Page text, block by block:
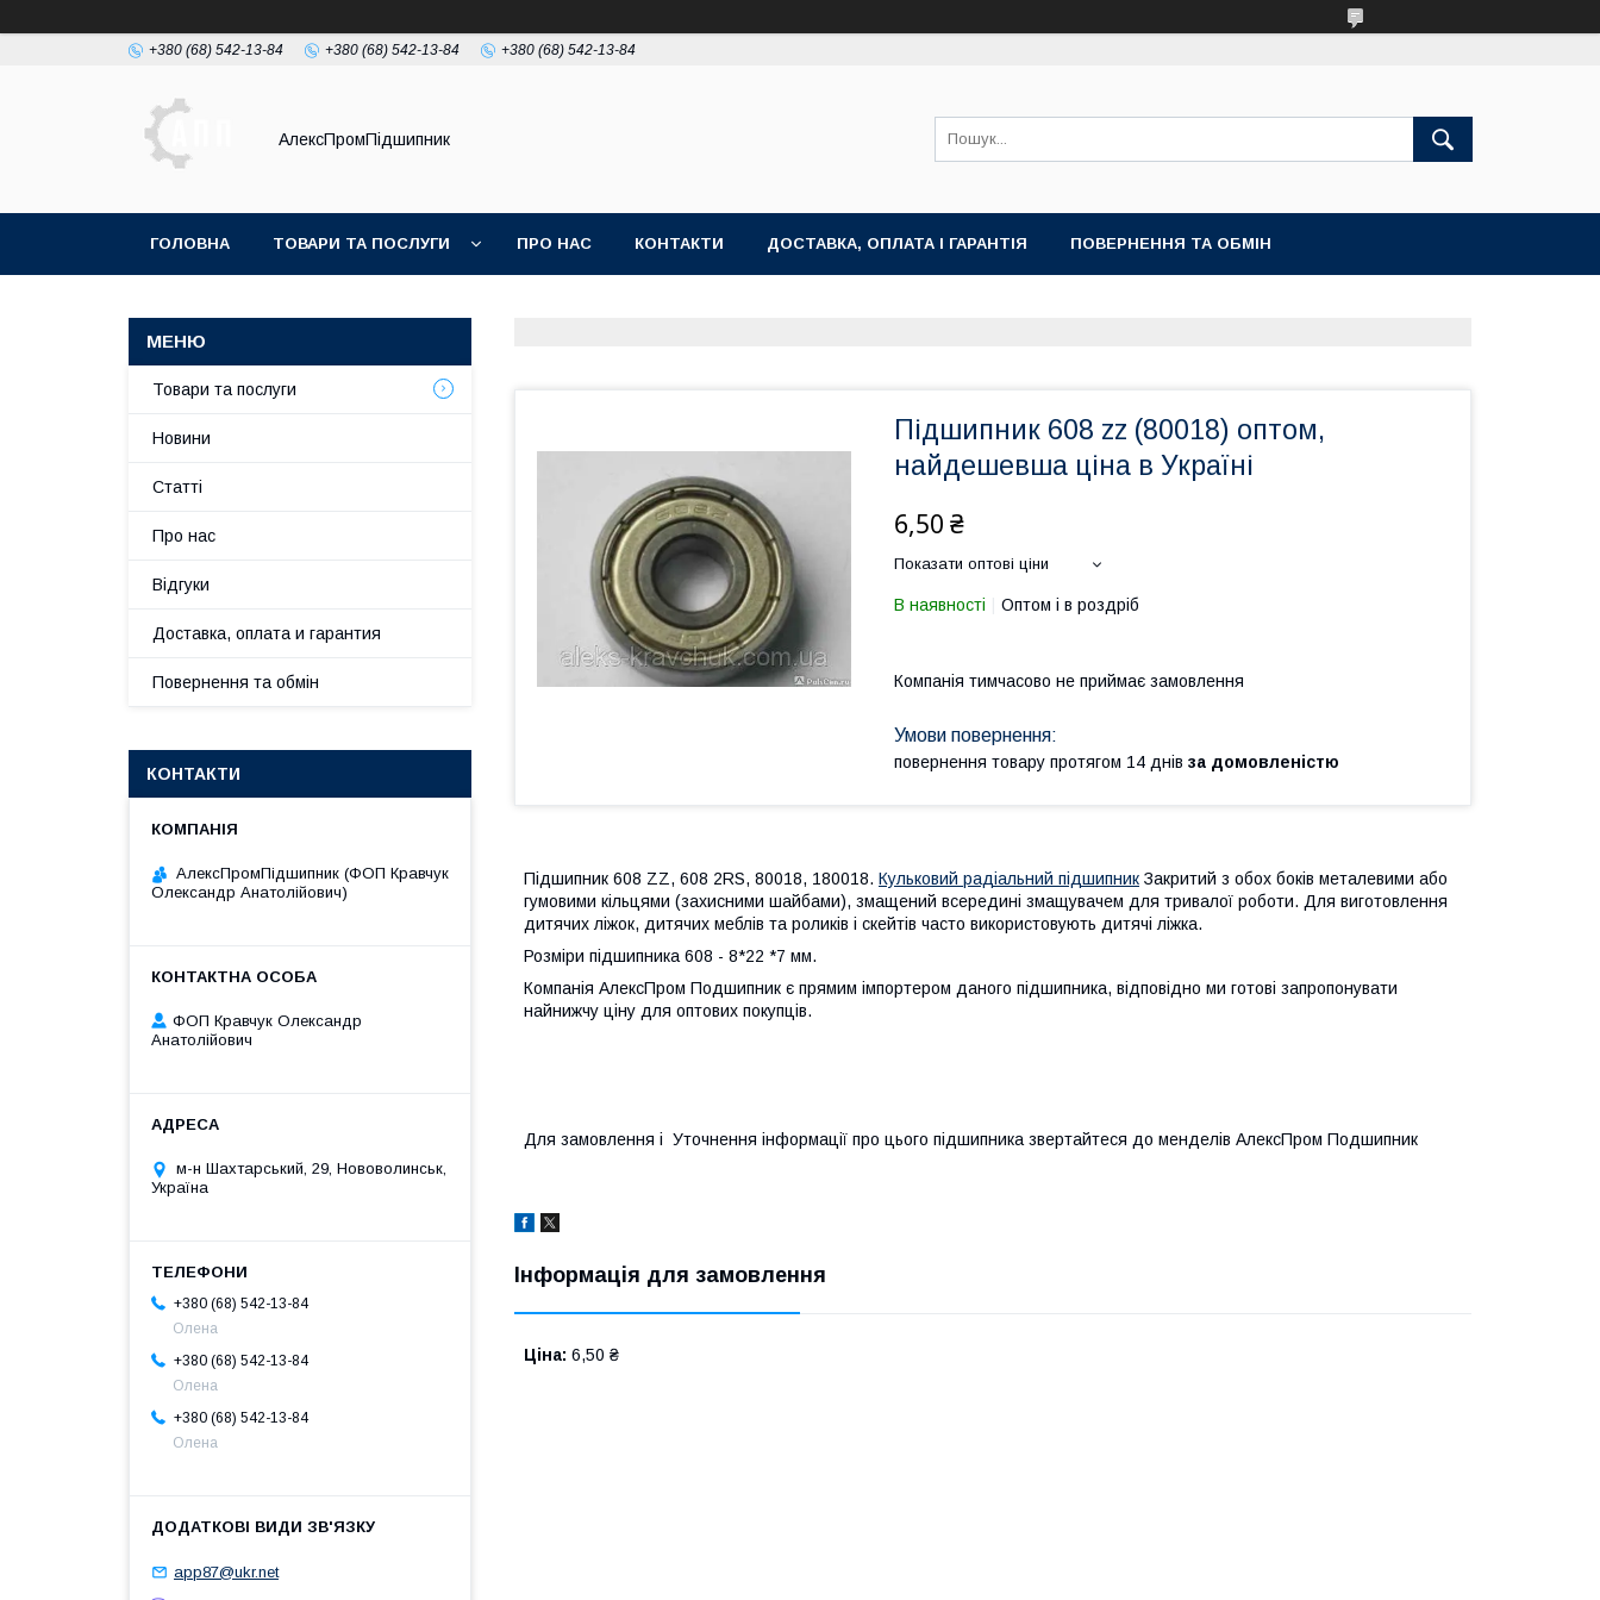
+380 (68) 542-13-84 +380 (68) 542-13-84 +380 (68) 542-13-84
АлексПромПідшипник
ГОЛОВНА ТОВАРИ ТА ПОСЛУГИ ПРО НАС КОНТАКТИ ДОСТАВКА, ОПЛАТА І ГАРАНТІЯ ПОВЕРНЕННЯ ТА ОБМІН
Підшипник 608 zz (80018) оптом,
найдешевша ціна в Україні
6,50 ₴
Показати оптові ціни
В наявності Оптом і в роздріб
Компанія тимчасово не приймає замовлення
повернення товару протягом 14 днів за домовленістю
Підшипник 608 ZZ, 608 2RS, 80018, 180018. Кульковий радіальний підшипник Закритий з обох боків металевими або
гумовими кільцями (захисними шайбами), змащений всередині змащувачем для тривалої роботи. Для виготовлення
дитячих ліжок, дитячих меблів та роликів і скейтів часто використовують дитячі ліжка.
Розміри підшипника 608 - 8*22 *7 мм.
Компанія АлексПром Подшипник є прямим імпортером даного підшипника, відповідно ми готові запропонувати
найнижчу ціну для оптових покупців.
Для замовлення і Уточнення інформації про цього підшипника звертайтеся до менделів АлексПром Подшипник
Інформація для замовлення
Ціна: 6,50 ₴
Товари та послуги
Новини
Статті
Про нас
Відгуки
Доставка, оплата и гарантия
Повернення та обмін
КОНТАКТИ
АлексПромПідшипник (ФОП Кравчук
Олександр Анатолійович)
ФОП Кравчук Олександр
Анатолійович
м-н Шахтарський, 29, Нововолинськ,
Україна
+380 (68) 542-13-84
Олена
+380 (68) 542-13-84
Олена
+380 (68) 542-13-84
Олена
app87@ukr.net